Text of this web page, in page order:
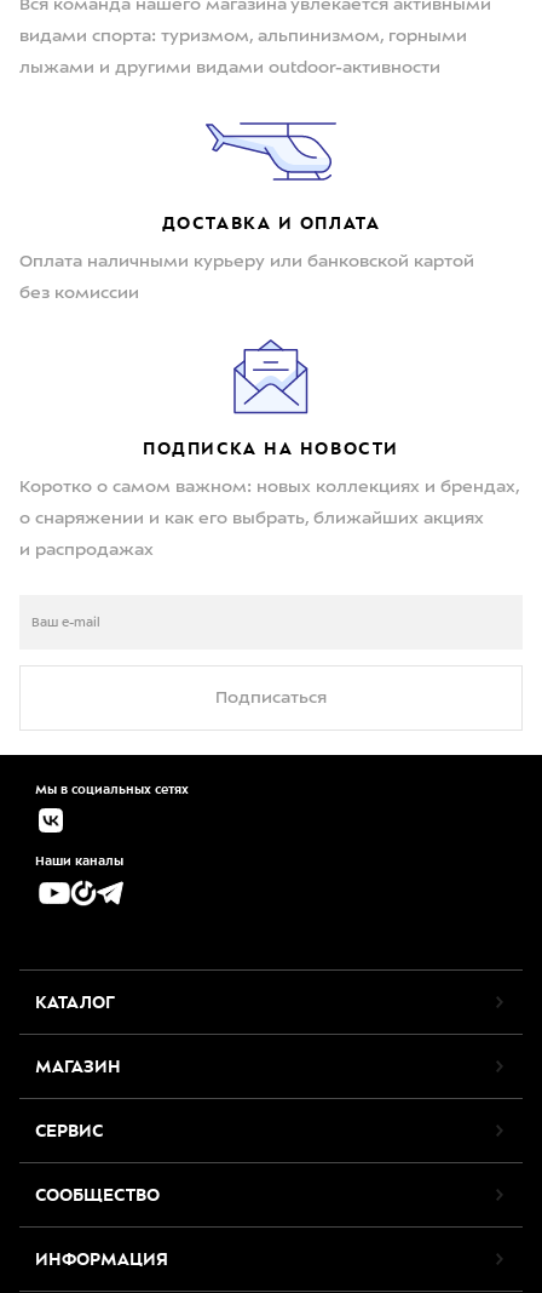
Вся команда нашего магазина увлекается активными
видами спорта: туризмом, альпинизмом, горными
лыжами и другими видами outdoor-активности
ДОСТАВКА И ОПЛАТА
Оплата наличными курьеру или банковской картой
без комиссии
ПОДПИСКА НА НОВОСТИ
Коротко о самом важном: новых коллекциях и брендах,
о снаряжении и как его выбрать, ближайших акциях
и распродажах
Подписаться
Мы в социальных сетях
Наши каналы
КАТАЛОГ
МАГАЗИН
СЕРВИС
СООБЩЕСТВО
ИНФОРМАЦИЯ